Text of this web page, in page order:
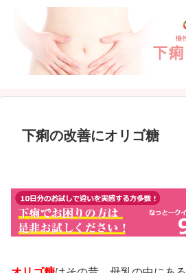
下痢の改善にオリゴ糖